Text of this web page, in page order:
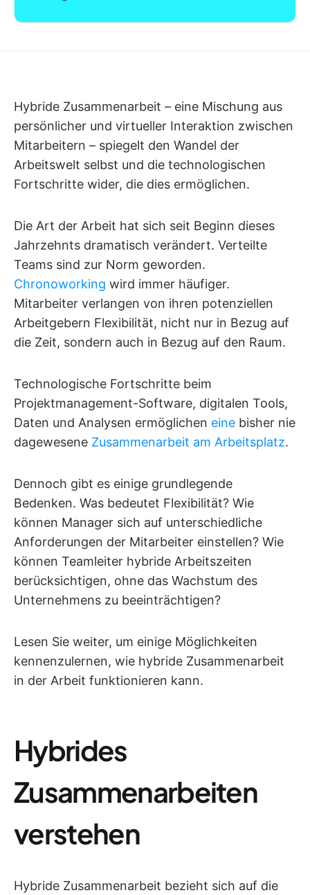
Hybride Zusammenarbeit – eine Mischung aus
persönlicher und virtueller Interaktion zwischen
Mitarbeitern – spiegelt den Wandel der
Arbeitswelt selbst und die technologischen
Fortschritte wider, die dies ermöglichen.
Die Art der Arbeit hat sich seit Beginn dieses
Jahrzehnts dramatisch verändert. Verteilte
Teams sind zur Norm geworden.
Chronoworking wird immer häufiger.
Mitarbeiter verlangen von ihren potenziellen
Arbeitgebern Flexibilität, nicht nur in Bezug auf
die Zeit, sondern auch in Bezug auf den Raum.
Technologische Fortschritte beim
Projektmanagement-Software, digitalen Tools,
Daten und Analysen ermöglichen eine bisher nie
dagewesene Zusammenarbeit am Arbeitsplatz.
Dennoch gibt es einige grundlegende
Bedenken. Was bedeutet Flexibilität? Wie
können Manager sich auf unterschiedliche
Anforderungen der Mitarbeiter einstellen? Wie
können Teamleiter hybride Arbeitszeiten
berücksichtigen, ohne das Wachstum des
Unternehmens zu beeinträchtigen?
Lesen Sie weiter, um einige Möglichkeiten
kennenzulernen, wie hybride Zusammenarbeit
in der Arbeit funktionieren kann.
Hybrides
Zusammenarbeiten
verstehen
Hybride Zusammenarbeit bezieht sich auf die